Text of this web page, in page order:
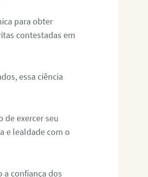
para obter
contestadas em
essa ciência
de exercer seu
e lealdade com o
a confiança dos